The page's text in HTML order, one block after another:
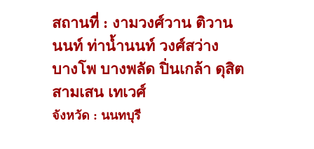
สถานที่ : งามวงศ์วาน ติวาน
นนท์ ท่าน้ำนนท์ วงศ์สว่าง
บางโพ บางพลัด ปิ่นเกล้า ดุสิต
สามเสน เทเวศ์
จังหวัด : นนทบุรี